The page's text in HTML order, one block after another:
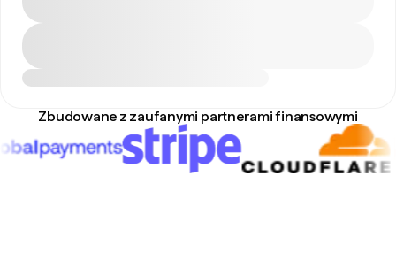
Zbudowane z zaufanymi partnerami finansowymi